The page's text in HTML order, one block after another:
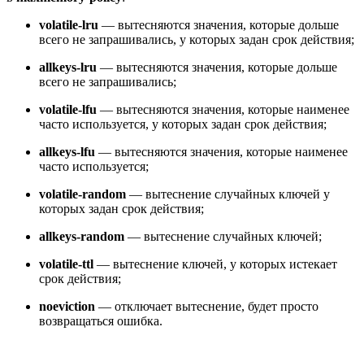
volatile-lru — вытесняются значения, которые дольше
всего не запрашивались, у которых задан срок действия;
allkeys-lru — вытесняются значения, которые дольше
всего не запрашивались;
volatile-lfu — вытесняются значения, которые наименее
часто используется, у которых задан срок действия;
allkeys-lfu — вытесняются значения, которые наименее
часто используется;
volatile-random — вытеснение случайных ключей у
которых задан срок действия;
allkeys-random — вытеснение случайных ключей;
volatile-ttl — вытеснение ключей, у которых истекает
срок действия;
noeviction — отключает вытеснение, будет просто
возвращаться ошибка.